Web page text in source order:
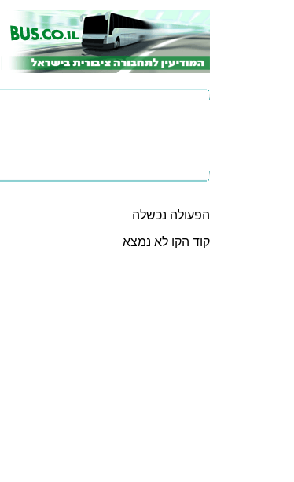
הפעולה נכשלה
קוד הקו לא נמצא